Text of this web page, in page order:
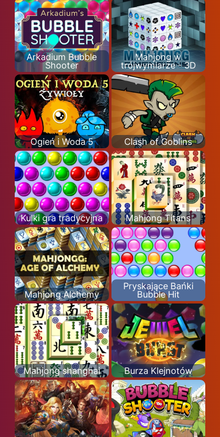
Arkadium Bubble
Shooter
Mahjong w
trójwymiarze - 3D
Ogień i Woda 5 Clash of Goblins
Kulki gra tradycyjna Mahjong Titans
Mahjong Alchemy
Pryskające Bańki
Bubble Hit
Mahjong shanghai Burza Klejnotów